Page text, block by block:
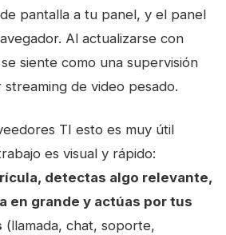
pantalla a tu panel, y el panel
Al actualizarse con
siente como una supervisión
de video pesado.
TI esto es muy útil
es visual y rápido:
detectas algo relevante,
en grande y actúas por tus
(llamada, chat, soporte,